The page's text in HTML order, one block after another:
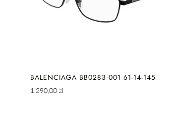
BALENCIAGA BB0283 001 61-14-145
Cena
1.290,00 zl